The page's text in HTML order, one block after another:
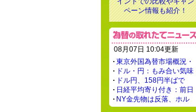
ペーン情報も紹介！
08月07日 10:04更新
東京外国為替市場概況・
ドル・円：もみ合い気味
ドル円、158円半ばで
日経平均寄り付き：前日
NY金先物は反落、ホル